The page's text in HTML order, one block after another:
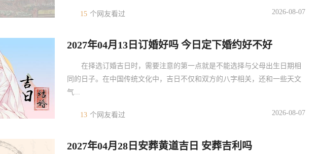
15 个网友看过 2026-08-07
2027年04月13日订婚好吗 今日定下婚约好不好
在择选订婚吉日时，需要注意的第一点就是不能选择与父母出生日期相
同的日子。在中国传统文化中，吉日不仅和双方的八字相关，还和一些天文
气...
13 个网友看过 2026-08-07
2027年04月28日安葬黄道吉日 安葬吉利吗